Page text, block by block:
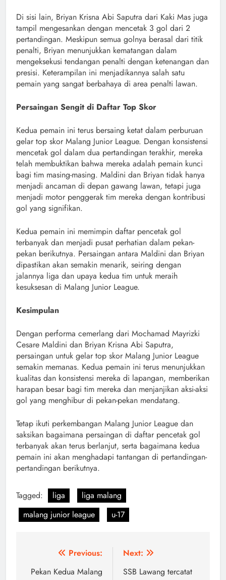
Di sisi lain, Briyan Krisna Abi Saputra dari Kaki Mas juga
tampil mengesankan dengan mencetak 3 gol dari 2
pertandingan. Meskipun semua golnya berasal dari titik
penalti, Briyan menunjukkan kematangan dalam
mengeksekusi tendangan penalti dengan ketenangan dan
presisi. Keterampilan ini menjadikannya salah satu
pemain yang sangat berbahaya di area penalti lawan.
Persaingan Sengit di Daftar Top Skor
Kedua pemain ini terus bersaing ketat dalam perburuan
gelar top skor Malang Junior League. Dengan konsistensi
mencetak gol dalam dua pertandingan terakhir, mereka
telah membuktikan bahwa mereka adalah pemain kunci
bagi tim masing-masing. Maldini dan Briyan tidak hanya
menjadi ancaman di depan gawang lawan, tetapi juga
menjadi motor penggerak tim mereka dengan kontribusi
gol yang signifikan.
Kedua pemain ini memimpin daftar pencetak gol
terbanyak dan menjadi pusat perhatian dalam pekan-
pekan berikutnya. Persaingan antara Maldini dan Briyan
dipastikan akan semakin menarik, seiring dengan
jalannya liga dan upaya kedua tim untuk meraih
kesuksesan di Malang Junior League.
Kesimpulan
Dengan performa cemerlang dari Mochamad Mayrizki
Cesare Maldini dan Briyan Krisna Abi Saputra,
persaingan untuk gelar top skor Malang Junior League
semakin memanas. Kedua pemain ini terus menunjukkan
kualitas dan konsistensi mereka di lapangan, memberikan
harapan besar bagi tim mereka dan menjanjikan aksi-aksi
gol yang menghibur di pekan-pekan mendatang.
Tetap ikuti perkembangan Malang Junior League dan
saksikan bagaimana persaingan di daftar pencetak gol
terbanyak akan terus berlanjut, serta bagaimana kedua
pemain ini akan menghadapi tantangan di pertandingan-
pertandingan berikutnya.
Tagged: liga
liga malang
malang junior league
u-17
Navigasi
pos
Previous:
Pekan Kedua Malang
Next:
SSB Lawang tercatat